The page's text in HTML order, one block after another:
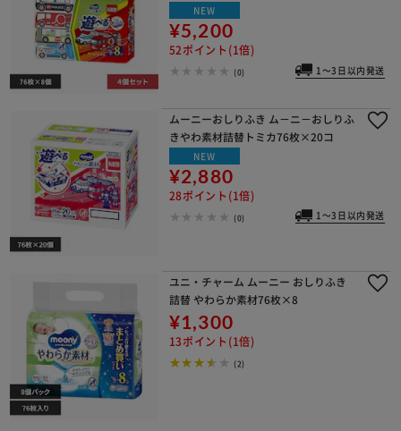
NEW
¥5,200
52ポイント(1倍)
(0) 1～3日以内発送
ムーニーおしりふき ム－ニ－おしりふ
きやわ素材詰替トミカ76枚×20コ
NEW
¥2,880
28ポイント(1倍)
(0) 1～3日以内発送
ユニ・チャーム ムーニー おしりふき
詰替 やわらか素材76枚×8
¥1,300
13ポイント(1倍)
(2)